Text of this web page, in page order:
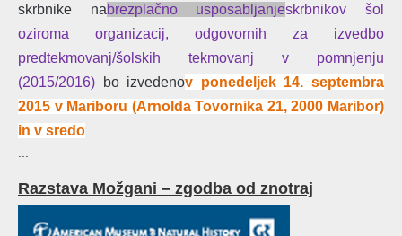
skrbnike nabrezplačno usposabljanjeskrbnikov šol
oziroma organizacij, odgovornih za izvedbo
predtekmovanj/šolskih tekmovanj v pomnjenju
(2015/2016)
bo izvedenov ponedeljek 14. septembra
2015 v Mariboru (Arnolda Tovornika 21, 2000 Maribor)
in v sredo
Razstava Možgani – zgodba od znotraj